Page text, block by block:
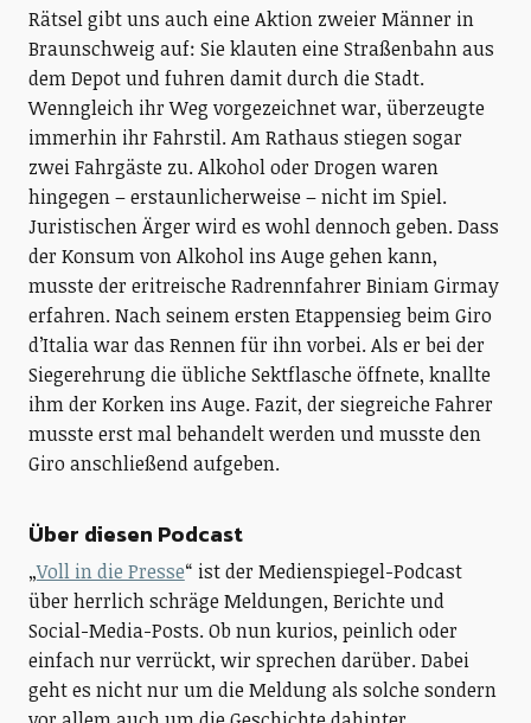
Rätsel gibt uns auch eine Aktion zweier Männer in
Braunschweig auf: Sie klauten eine Straßenbahn aus
dem Depot und fuhren damit durch die Stadt.
Wenngleich ihr Weg vorgezeichnet war, überzeugte
immerhin ihr Fahrstil. Am Rathaus stiegen sogar
zwei Fahrgäste zu. Alkohol oder Drogen waren
hingegen – erstaunlicherweise – nicht im Spiel.
Juristischen Ärger wird es wohl dennoch geben. Dass
der Konsum von Alkohol ins Auge gehen kann,
musste der eritreische Radrennfahrer Biniam Girmay
erfahren. Nach seinem ersten Etappensieg beim Giro
d’Italia war das Rennen für ihn vorbei. Als er bei der
Siegerehrung die übliche Sektflasche öffnete, knallte
ihm der Korken ins Auge. Fazit, der siegreiche Fahrer
musste erst mal behandelt werden und musste den
Giro anschließend aufgeben.
Über diesen Podcast
„Voll in die Presse“ ist der Medienspiegel-Podcast
über herrlich schräge Meldungen, Berichte und
Social-Media-Posts. Ob nun kurios, peinlich oder
einfach nur verrückt, wir sprechen darüber. Dabei
geht es nicht nur um die Meldung als solche sondern